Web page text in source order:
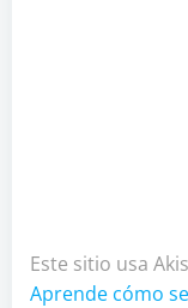
Este sitio usa
Aprende cómo